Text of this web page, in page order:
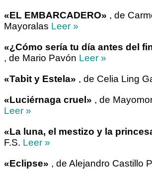
«EL EMBARCADERO» , de
Mayoralas Leer »
«¿Cómo sería tu día antes del
, de Mario Pavón Leer »
«Tabit y Estela» , de Celia Ling
«Luciérnaga cruel» , de
Leer »
«La luna, el mestizo y la
F.S. Leer »
«Eclipse» , de Alejandro Castillo